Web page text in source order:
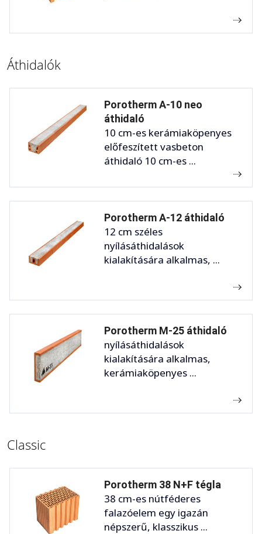
Áthidalók
Porotherm A-10 neo
áthidaló
10 cm-es kerámiaköpenyes
előfeszített vasbeton
áthidaló 10 cm-es ...
Porotherm A-12 áthidaló
12 cm széles
nyílásáthidalások
kialakítására alkalmas, ...
Porotherm M-25 áthidaló
nyílásáthidalások
kialakítására alkalmas,
kerámiaköpenyes ...
Classic
Porotherm 38 N+F tégla
38 cm-es nútféderes
falazóelem egy igazán
népszerű, klasszikus ...